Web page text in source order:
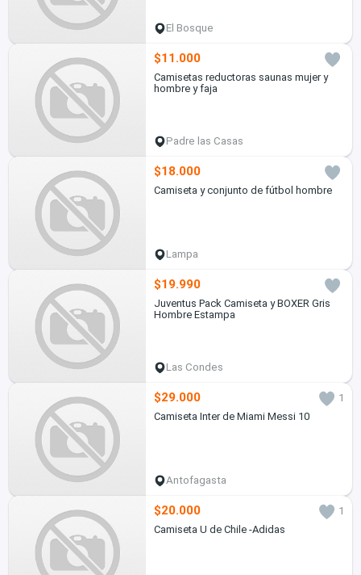
El Bosque
$11.000
Camisetas reductoras saunas mujer y
hombre y faja
Padre las Casas
$18.000
Camiseta y conjunto de fútbol hombre
Lampa
$19.990
Juventus Pack Camiseta y BOXER Gris
Hombre Estampa
Las Condes
$29.000
1
Camiseta Inter de Miami Messi 10
Antofagasta
$20.000
1
Camiseta U de Chile -Adidas